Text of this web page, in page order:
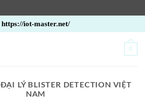
https://iot-master.net/
0
ĐẠI LÝ BLISTER DETECTION VIỆT
NAM